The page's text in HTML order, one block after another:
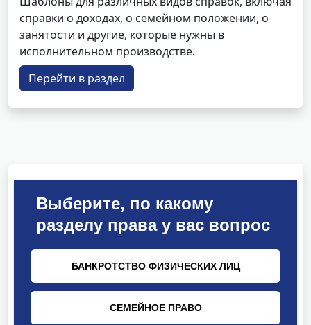
справки о доходах, о семейном положении, о
занятости и другие, которые нужны в
исполнительном производстве.
Перейти в раздел